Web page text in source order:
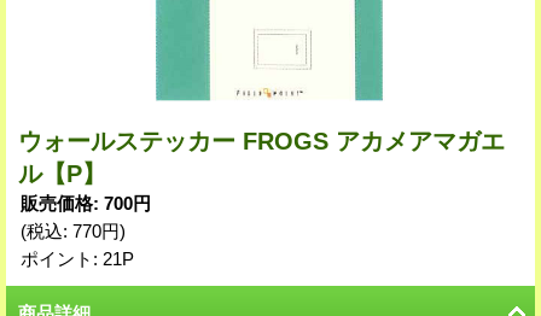
ウォールステッカー FROGS アカメアマガエ
ル【P】
販売価格: 700円
(税込: 770円)
ポイント: 21P